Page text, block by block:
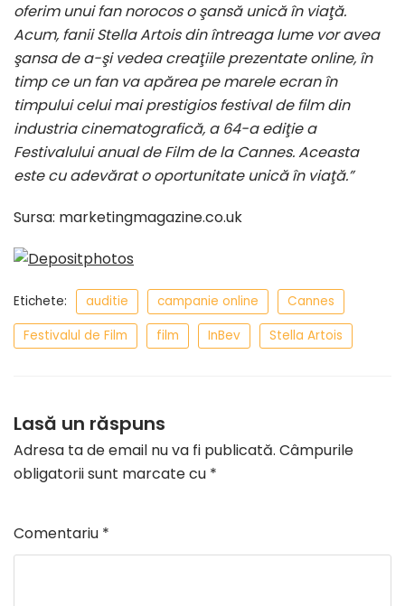
oferim unui fan norocos o şansă unică în viaţă.
Acum, fanii Stella Artois din întreaga lume vor avea
şansa de a-şi vedea creaţiile prezentate online, în
timp ce un fan va apărea pe marele ecran în
timpului celui mai prestigios festival de film din
industria cinematografică, a 64-a ediţie a
Festivalului anual de Film de la Cannes. Aceasta
este cu adevărat o oportunitate unică în viaţă.”
Sursa: marketingmagazine.co.uk
Etichete: auditie campanie online
Cannes
Festivalul de Film
film InBev Stella Artois
Lasă un răspuns
Adresa ta de email nu va fi publicată. Câmpurile
obligatorii sunt marcate cu *
Comentariu *